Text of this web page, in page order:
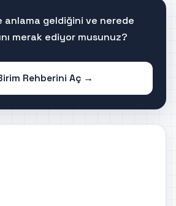
anlama geldiğini ve nerede
merak ediyor musunuz?
Rehberini Aç →